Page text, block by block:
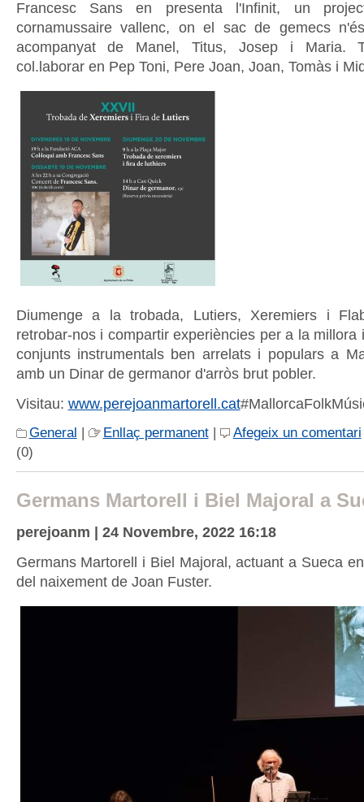
Francesc Sans en presenta l'Infinit, un
cornamussaire vallenc, on el sac de gemecs
acompanyat de Manel, Titus, Josep i Maria.
col.laborar en Pep Toni, Pere Joan, Joan, Tomàs i
Diumenge a la trobada, Lutiers, Xeremiers i
retrobar-nos i compartir experiències per a la millora
conjunts instrumentals ben arrelats i populars a
amb un Dinar de germanor d'arròs brut pobler.
Visitau: www.perejoanmartorell.cat
General | Enllaç permanent| Afegeix un comentari
(0)
Germans Martorell i Biel Majoral a
perejoanm | 24 Novembre, 2022 16:18
Germans Martorell i Biel Majoral, actuant a Sueca
del naixement de Joan Fuster.